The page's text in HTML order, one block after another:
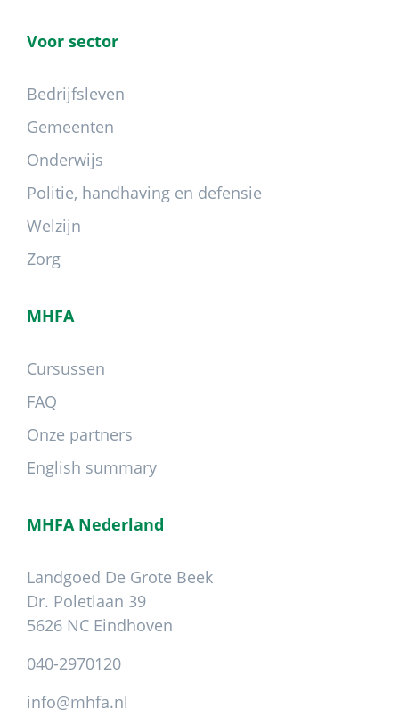
Voor sector
Bedrijfsleven
Gemeenten
Onderwijs
Politie, handhaving en defensie
Welzijn
Zorg
MHFA
Cursussen
FAQ
Onze partners
English summary
MHFA Nederland
Landgoed De Grote Beek
Dr. Poletlaan 39
5626 NC Eindhoven
040-2970120
info@mhfa.nl